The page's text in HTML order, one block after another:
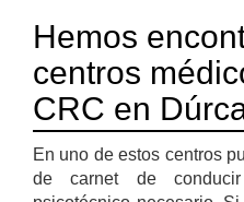
Hemos
centros
CRC en
En uno de estos centros
de carnet de